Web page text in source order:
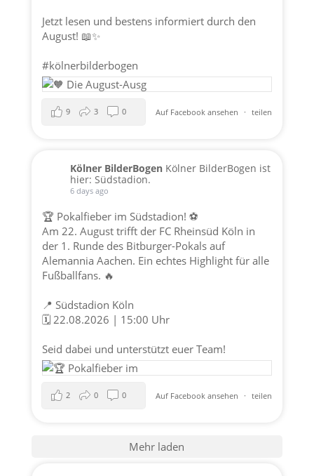
Jetzt lesen und bestens informiert durch den
August! 📖✨
#kölnerbilderbogen
Auf Facebook ansehen · teilen
9 3 0
Kölner BilderBogen Kölner BilderBogen ist
hier: Südstadion.
6 days ago
🏆 Pokalfieber im Südstadion! ⚽️
Am 22. August trifft der FC Rheinsüd Köln in
der 1. Runde des Bitburger-Pokals auf
Alemannia Aachen. Ein echtes Highlight für alle
Fußballfans. 🔥
📍 Südstadion Köln
🗓️ 22.08.2026 | 15:00 Uhr
Seid dabei und unterstützt euer Team!
Auf Facebook ansehen · teilen
2 0 0
Mehr laden